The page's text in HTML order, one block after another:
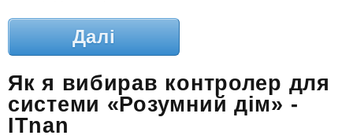
Далі
Як я вибирав контролер для
системи «Розумний дім» -
ITnan